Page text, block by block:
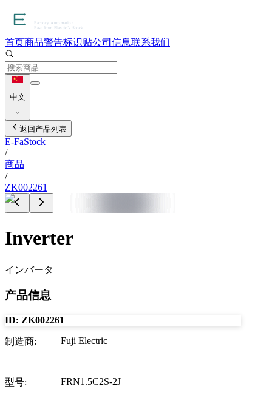
首页商品警告标识贴公司信息联系我们
中文
返回产品列表
E-FaStock
/
商品
/
ZK002261
Inverter
インバータ
产品信息
ID: ZK002261
制造商: Fuji Electric
型号: FRN1.5C2S-2J